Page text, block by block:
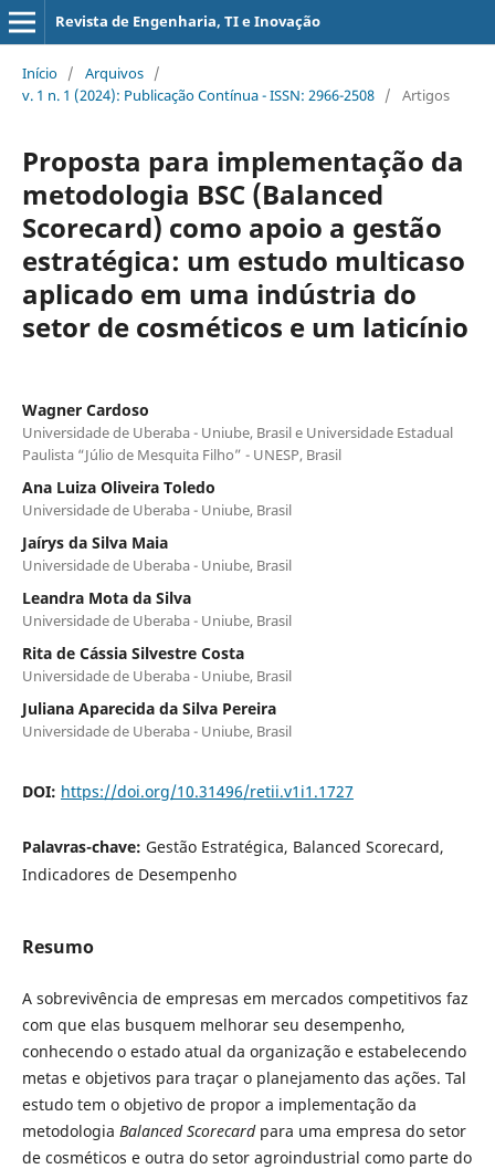
Revista de Engenharia, TI e Inovação
Início / Arquivos /
v. 1 n. 1 (2024): Publicação Contínua - ISSN: 2966-2508 / Artigos
Proposta para implementação da
metodologia BSC (Balanced
Scorecard) como apoio a gestão
estratégica: um estudo multicaso
aplicado em uma indústria do
setor de cosméticos e um laticínio
Wagner Cardoso
Universidade de Uberaba - Uniube, Brasil e Universidade Estadual
Paulista “Júlio de Mesquita Filho” - UNESP, Brasil
Ana Luiza Oliveira Toledo
Universidade de Uberaba - Uniube, Brasil
Jaírys da Silva Maia
Universidade de Uberaba - Uniube, Brasil
Leandra Mota da Silva
Universidade de Uberaba - Uniube, Brasil
Rita de Cássia Silvestre Costa
Universidade de Uberaba - Uniube, Brasil
Juliana Aparecida da Silva Pereira
Universidade de Uberaba - Uniube, Brasil
DOI: https://doi.org/10.31496/retii.v1i1.1727
Palavras-chave: Gestão Estratégica, Balanced Scorecard,
Indicadores de Desempenho
Resumo
A sobrevivência de empresas em mercados competitivos faz
com que elas busquem melhorar seu desempenho,
conhecendo o estado atual da organização e estabelecendo
metas e objetivos para traçar o planejamento das ações. Tal
estudo tem o objetivo de propor a implementação da
metodologia Balanced Scorecardpara uma empresa do setor
de cosméticos e outra do setor agroindustrial como parte do